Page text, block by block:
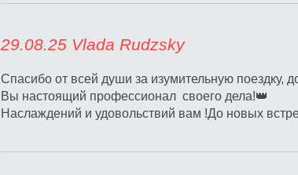
29.08.25 Vlada
Спасибо от всей души за изумительную поездку,
Вы настоящий профессионал своего дела!👑
Наслаждений и удовольствий вам !До новых